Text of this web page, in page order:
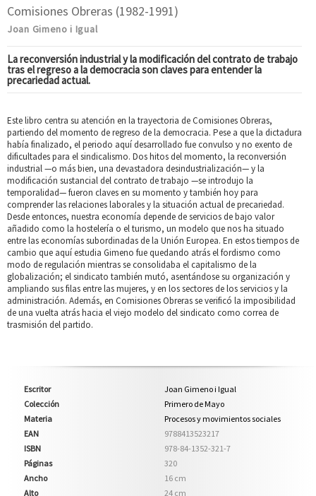
Comisiones Obreras (1982-1991)
Joan Gimeno i Igual
La reconversión industrial y la modificación del contrato de trabajo
tras el regreso a la democracia son claves para entender la
precariedad actual.
Este libro centra su atención en la trayectoria de Comisiones Obreras,
partiendo del momento de regreso de la democracia. Pese a que la dictadura
había finalizado, el periodo aquí desarrollado fue convulso y no exento de
dificultades para el sindicalismo. Dos hitos del momento, la reconversión
industrial —o más bien, una devastadora desindustrialización— y la
modificación sustancial del contrato de trabajo —se introdujo la
temporalidad— fueron claves en su momento y también hoy para
comprender las relaciones laborales y la situación actual de precariedad.
Desde entonces, nuestra economía depende de servicios de bajo valor
añadido como la hostelería o el turismo, un modelo que nos ha situado
entre las economías subordinadas de la Unión Europea. En estos tiempos de
cambio que aquí estudia Gimeno fue quedando atrás el fordismo como
modo de regulación mientras se consolidaba el capitalismo de la
globalización; el sindicato también mutó, asentándose su organización y
ampliando sus filas entre las mujeres, y en los sectores de los servicios y la
administración. Además, en Comisiones Obreras se verificó la imposibilidad
de una vuelta atrás hacia el viejo modelo del sindicato como correa de
trasmisión del partido.
Escritor
Joan Gimeno i Igual
Colección
Primero de Mayo
Materia
Procesos y movimientos sociales
EAN
9788413523217
ISBN
978-84-1352-321-7
Páginas
320
Ancho
16 cm
Alto
24 cm